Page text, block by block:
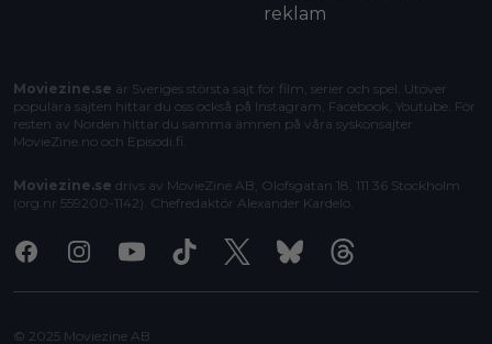
reklam
Moviezine.se är Sveriges största sajt för film, serier och spel. Utöver
populära sajten hittar du oss också på Instagram, Facebook, Youtube. För
resten av Norden hittar du samma ämnen på våra syskonsajter
MovieZine.no och Episodi.fi
Moviezine.se drivs av MovieZine AB, Olofsgatan 18, 111 36 Stockholm
(org.nr 559200-1142). Chefredaktör Alexander Kardelo
FacebookInstagramYoutubeTiktok X BlueskyThreads
© 2025 Moviezine AB